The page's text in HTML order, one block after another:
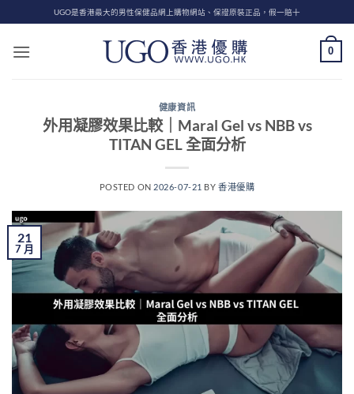
to
content
UGO是香港最大的男性保健品網上購物網站、保證原裝正品，假一賠十
0
健康資訊
外用凝膠效果比較｜Maral Gel vs NBB vs
TITAN GEL 全面分析
POSTED ON 2026-07-21 BY香港優購
21
7 月